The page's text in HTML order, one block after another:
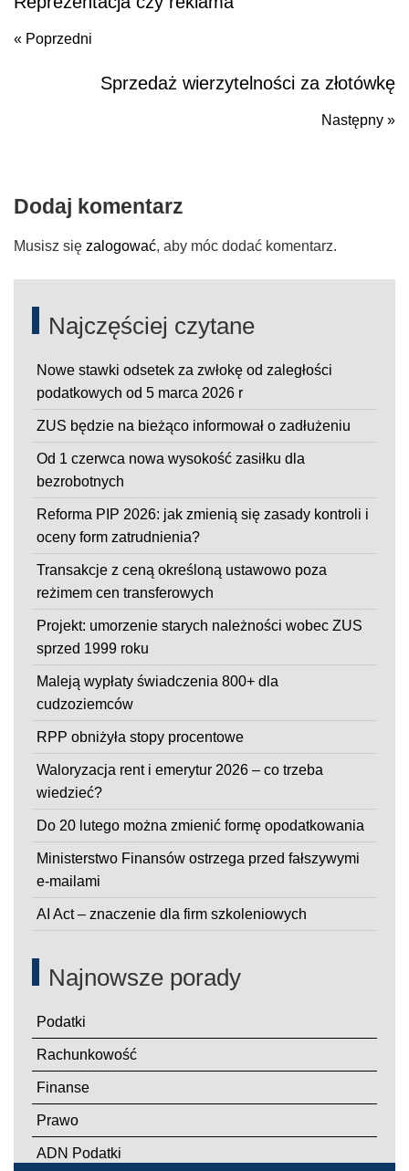
« Poprzedni
Sprzedaż wierzytelności za złotówkę
Następny »
Dodaj komentarz
Musisz się zalogować, aby móc dodać komentarz.
Najczęściej czytane
Nowe stawki odsetek za zwłokę od zaległości
podatkowych od 5 marca 2026 r
ZUS będzie na bieżąco informował o zadłużeniu
Od 1 czerwca nowa wysokość zasiłku dla
bezrobotnych
Reforma PIP 2026: jak zmienią się zasady kontroli i
oceny form zatrudnienia?
Transakcje z ceną określoną ustawowo poza
reżimem cen transferowych
Projekt: umorzenie starych należności wobec ZUS
sprzed 1999 roku
Maleją wypłaty świadczenia 800+ dla
cudzoziemców
RPP obniżyła stopy procentowe
Waloryzacja rent i emerytur 2026 – co trzeba
wiedzieć?
Do 20 lutego można zmienić formę opodatkowania
Ministerstwo Finansów ostrzega przed fałszywymi
e-mailami
AI Act – znaczenie dla firm szkoleniowych
Najnowsze porady
Podatki
Rachunkowość
Finanse
Prawo
ADN Podatki